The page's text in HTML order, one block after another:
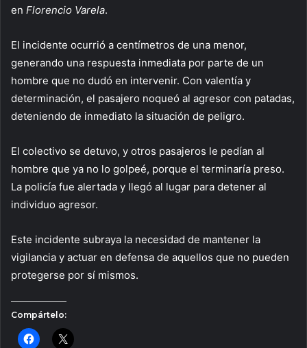
en Florencio Varela.
El incidente ocurrió a centímetros de una menor,
generando una respuesta inmediata por parte de un
hombre que no dudó en intervenir. Con valentía y
determinación, el pasajero noqueó al agresor con patadas,
deteniendo de inmediato la situación de peligro.
El colectivo se detuvo, y otros pasajeros le pedían al
hombre que ya no lo golpeé, porque el terminaría preso.
La policía fue alertada y llegó al lugar para detener al
individuo agresor.
Este incidente subraya la necesidad de mantener la
vigilancia y actuar en defensa de aquellos que no pueden
protegerse por sí mismos.
Compártelo: